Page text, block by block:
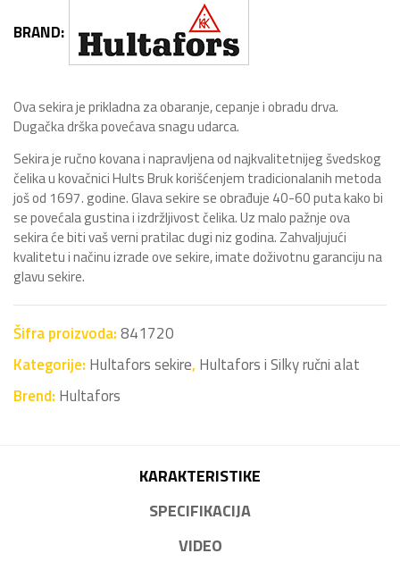
BRAND:
Ova sekira je prikladna za obaranje, cepanje i obradu drva.
Dugačka drška povećava snagu udarca.
Sekira je ručno kovana i napravljena od najkvalitetnijeg švedskog
čelika u kovačnici Hults Bruk korišćenjem tradicionalanih metoda
još od 1697. godine. Glava sekire se obrađuje 40-60 puta kako bi
se povećala gustina i izdržljivost čelika. Uz malo pažnje ova
sekira će biti vaš verni pratilac dugi niz godina. Zahvaljujući
kvalitetu i načinu izrade ove sekire, imate doživotnu garanciju na
glavu sekire.
Šifra proizvoda:841720
Kategorije: Hultafors sekire,Hultafors i Silky ručni alat
Brend: Hultafors
KARAKTERISTIKE
SPECIFIKACIJA
VIDEO